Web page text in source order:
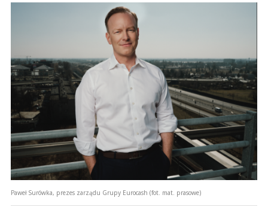
Paweł Surówka, prezes zarządu Grupy Eurocash (fot. mat. prasowe)